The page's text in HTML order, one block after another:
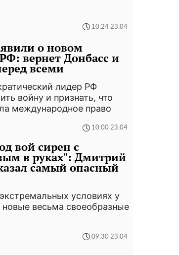
10:24 23.04
о новом
вернет Донбасс и
всеми
лидер РФ
войну и признать, что
международное право
10:00 23.04
вой сирен с
в руках": Дмитрий
самый опасный
условиях у
новые весьма своеобразные
09:30 23.04